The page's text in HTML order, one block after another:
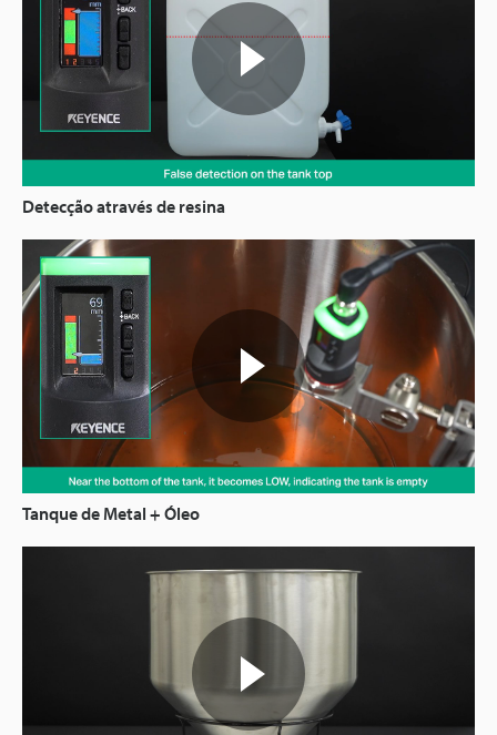
Detecção através de resina
Tanque de Metal + Óleo